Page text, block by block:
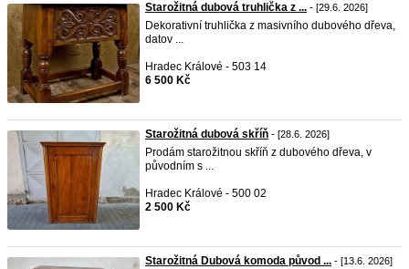
Starožitná dubová truhlička z ... - [29.6. 2026]
Dekorativní truhlička z masivního dubového dřeva,
datov ...
Hradec Králové - 503 14
6 500 Kč
Starožitná dubová skříň - [28.6. 2026]
Prodám starožitnou skříň z dubového dřeva, v
původním s ...
Hradec Králové - 500 02
2 500 Kč
Starožitná Dubová komoda původ ... - [13.6. 2026]